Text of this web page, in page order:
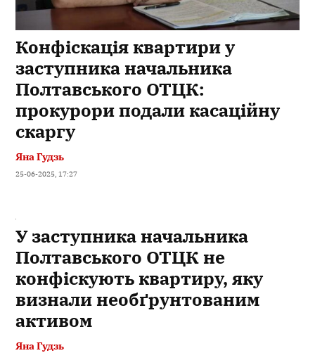
Конфіскація квартири у
заступника начальника
Полтавського ОТЦК:
прокурори подали касаційну
скаргу
Яна Гудзь
25-06-2025, 17:27
У заступника начальника
Полтавського ОТЦК не
конфіскують квартиру, яку
визнали необґрунтованим
активом
Яна Гудзь